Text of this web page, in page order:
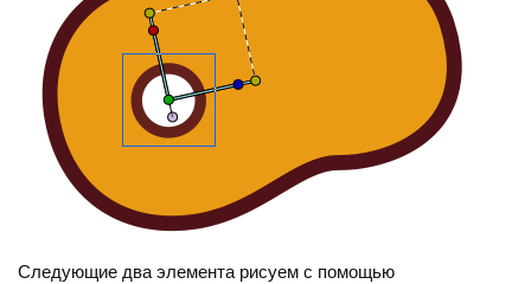
Следующие два элемента рисуем с помощью